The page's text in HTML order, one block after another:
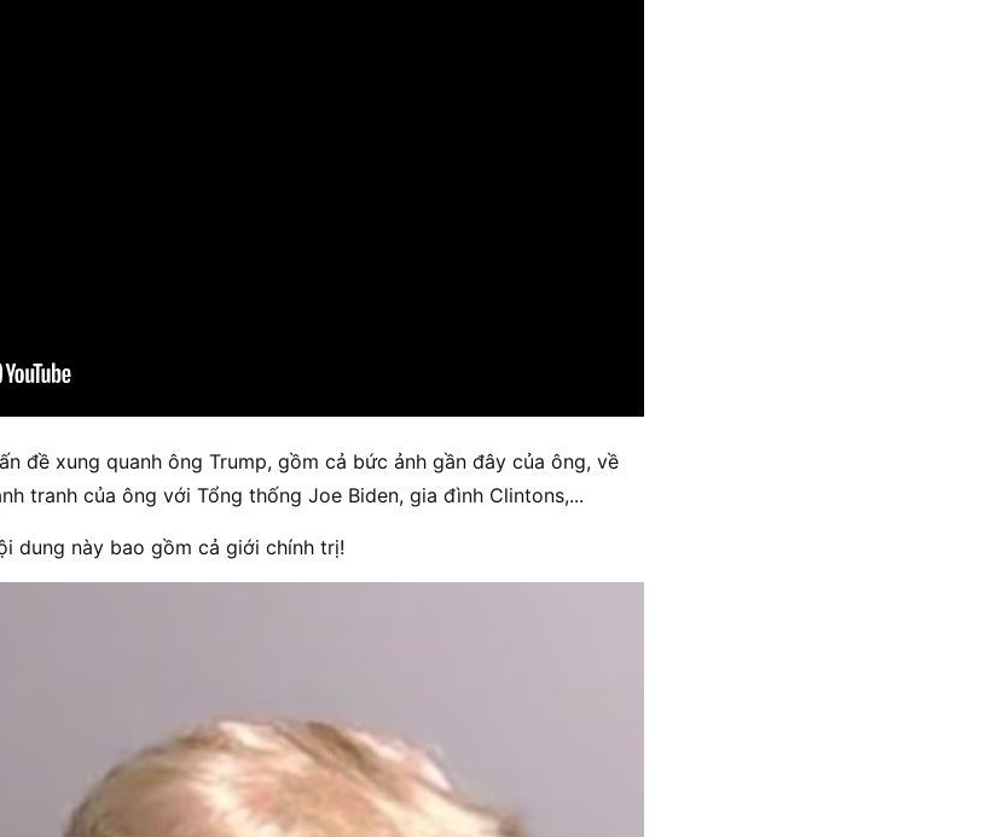
đề xung quanh ông Trump, gồm cả bức ảnh gần đây của ông, về
tranh của ông với Tổng thống Joe Biden, gia đình Clintons,...
dung này bao gồm cả giới chính trị!